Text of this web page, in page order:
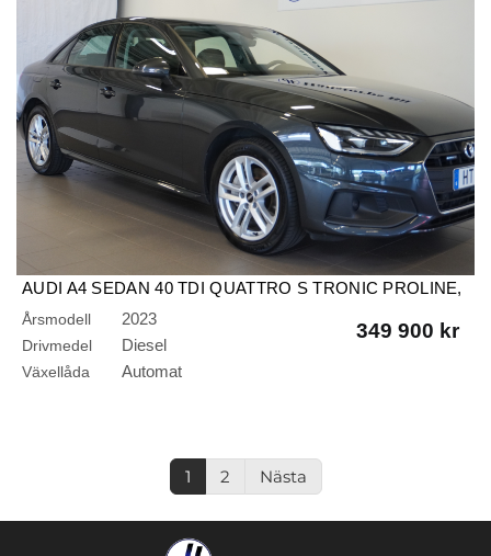
AUDI A4 SEDAN 40 TDI QUATTRO S TRONIC PROLINE,
SPORT EDITION
Årsmodell 2023
Drivmedel Diesel
Växellåda Automat
349 900 kr
1 2 Nästa